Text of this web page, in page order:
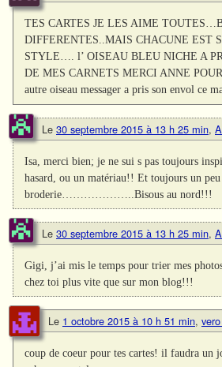
TES CARTES JE LES AIME
DIFFERENTES..MAIS CHACUNE EST
STYLE…. l’ OISEAU BLEU NICHE A
DE MES CARNETS MERCI ANNE
autre oiseau messager a pris son envol ce
Le 30 septembre 2015 à 13 h 25 min,
Isa, merci bien; je ne sui s pas toujours
hasard, ou un matériau!! Et toujours un peu
broderie………………..Bisous au nord!!!
Le 30 septembre 2015 à 13 h 25 min,
Gigi, j’ai mis le temps pour trier mes
chez toi plus vite que sur mon blog!!!
Le 1 octobre 2015 à 10 h 51 min,
coup de coeur pour tes cartes! il faudra un